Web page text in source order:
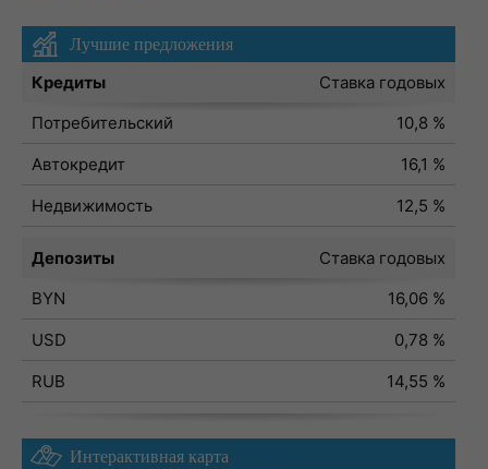
Лучшие предложения
Кредиты
Ставка годовых
Потребительский
10,8 %
Автокредит
16,1 %
Недвижимость
12,5 %
Депозиты
Ставка годовых
BYN
16,06 %
USD
0,78 %
RUB
14,55 %
Интерактивная карта